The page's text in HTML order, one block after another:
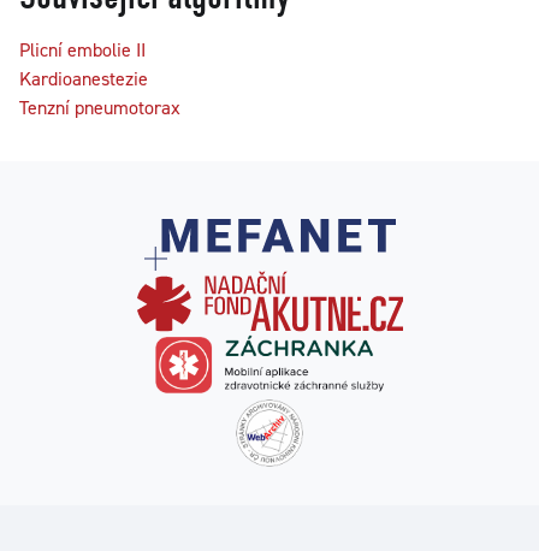
Plicní embolie II
Kardioanestezie
Tenzní pneumotorax